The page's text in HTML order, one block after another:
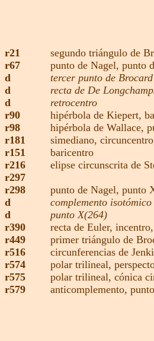
r21 segundo triángulo de
r67
punto de Nagel, punto
d
tercer punto de Brocard
d
recta de De
d
retrocentro
r90
hipérbola de Kiepert,
r98
hipérbola de Wallace,
r181
simediano,
r151
baricentro
r216
elipse circunscrita de
r297
r298
punto de Nagel, punto
d
complemento isotómico
d
punto X(264)
r390
recta de Euler, incentro,
r449
primer triángulo de
r516
circunferencias de
r574
polar trilineal,
r575
polar trilineal, cónica
r579
anticomplemento,